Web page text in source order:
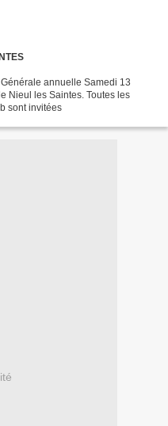
annuelle Samedi 13
Nieul les Saintes. Toutes les
sont invitées